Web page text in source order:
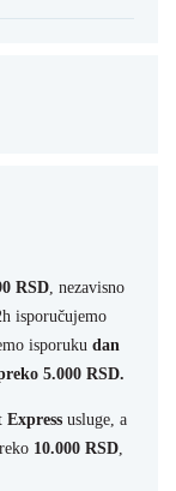
RSD, nezavisno
isporučujemo
isporuku dan
5.000 RSD.
Express usluge, a
10.000 RSD,